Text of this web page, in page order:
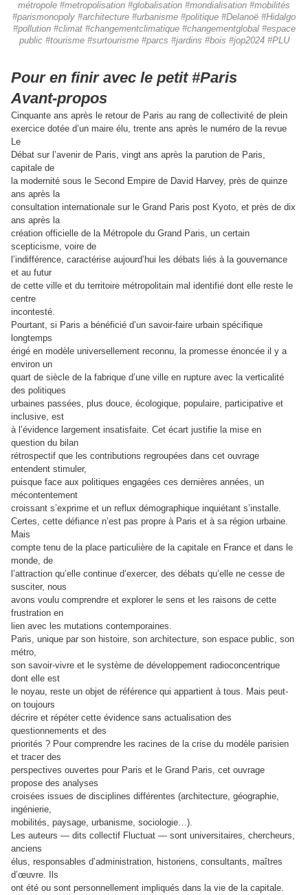
métropole #metropolisation #globalisation #mondialisation #mobilités
#parismonopoly #architecture #urbanisme #politique #Delanoë #Hidalgo
#pollution #climat #changementclimatique #changementglobal #espace
public #tourisme #surtourisme #parcs #jardins #bois #jop2024 #PLU
Pour en finir avec le petit #Paris
Avant-propos
Cinquante ans après le retour de Paris au rang de collectivité de plein
exercice dotée d’un maire élu, trente ans après le numéro de la revue
Le
Débat sur l’avenir de Paris, vingt ans après la parution de Paris,
capitale de
la modernité sous le Second Empire de David Harvey, près de quinze
ans après la
consultation internationale sur le Grand Paris post Kyoto, et près de dix
ans après la
création officielle de la Métropole du Grand Paris, un certain
scepticisme, voire de
l’indifférence, caractérise aujourd’hui les débats liés à la gouvernance
et au futur
de cette ville et du territoire métropolitain mal identifié dont elle reste le
centre
incontesté.
Pourtant, si Paris a bénéficié d’un savoir-faire urbain spécifique
longtemps
érigé en modèle universellement reconnu, la promesse énoncée il y a
environ un
quart de siècle de la fabrique d’une ville en rupture avec la verticalité
des politiques
urbaines passées, plus douce, écologique, populaire, participative et
inclusive, est
à l’évidence largement insatisfaite. Cet écart justifie la mise en
question du bilan
rétrospectif que les contributions regroupées dans cet ouvrage
entendent stimuler,
puisque face aux politiques engagées ces dernières années, un
mécontentement
croissant s’exprime et un reflux démographique inquiétant s’installe.
Certes, cette défiance n’est pas propre à Paris et à sa région urbaine.
Mais
compte tenu de la place particulière de la capitale en France et dans le
monde, de
l’attraction qu’elle continue d’exercer, des débats qu’elle ne cesse de
susciter, nous
avons voulu comprendre et explorer le sens et les raisons de cette
frustration en
lien avec les mutations contemporaines.
Paris, unique par son histoire, son architecture, son espace public, son
métro,
son savoir-vivre et le système de développement radioconcentrique
dont elle est
le noyau, reste un objet de référence qui appartient à tous. Mais peut-
on toujours
décrire et répéter cette évidence sans actualisation des
questionnements et des
priorités ? Pour comprendre les racines de la crise du modèle parisien
et tracer des
perspectives ouvertes pour Paris et le Grand Paris, cet ouvrage
propose des analyses
croisées issues de disciplines différentes (architecture, géographie,
ingénierie,
mobilités, paysage, urbanisme, sociologie…).
Les auteurs — dits collectif Fluctuat — sont universitaires, chercheurs,
anciens
élus, responsables d’administration, historiens, consultants, maîtres
d’œuvre. Ils
ont été ou sont personnellement impliqués dans la vie de la capitale.